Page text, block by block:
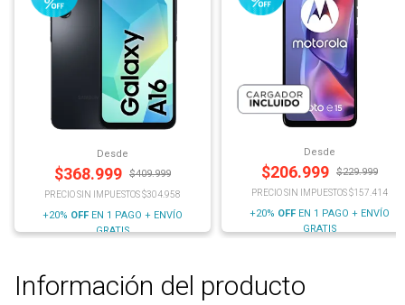
Desde
$368.999 $409.999
PRECIO SIN IMPUESTOS $304.958
+20% OFF EN 1 PAGO + ENVÍO
GRATIS
Desde
$206.999 $229.999
PRECIO SIN IMPUESTOS $157.414
+20% OFF EN 1 PAGO + ENVÍO
GRATIS
Información del producto